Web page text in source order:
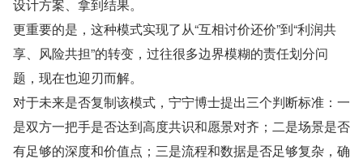
设计方案、拿到结果。
更重要的是，这种模式实现了从“互相讨价还价”到“利润共
享、风险共担”的转变，过往很多边界模糊的责任划分问
题，现在也迎刃而解。
对于未来是否复制该模式，宁宁博士提出三个判断标准：一
是双方一把手是否达到高度共识和愿景对齐；二是场景是否
有足够的深度和价值点；三是流程和数据是否足够复杂，确